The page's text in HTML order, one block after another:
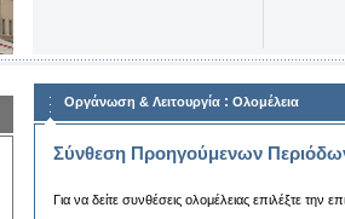
Οργάνωση & Λειτουργία : Ολομέλεια
Σύνθεση Προηγούμενων
Για να δείτε συνθέσεις ολομέλειας επιλέξτε την